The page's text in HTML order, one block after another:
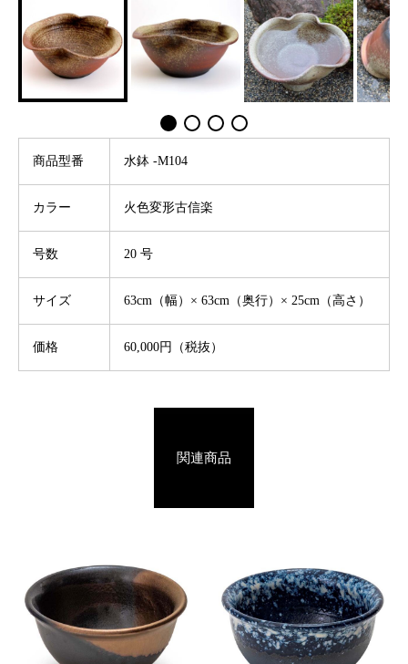
商品型番 水鉢 -M104
カラー 火色変形古信楽
号数 20 号
サイズ 63cm（幅）× 63cm（奥行）× 25cm（高さ）
価格 60,000円（税抜）
関連商品